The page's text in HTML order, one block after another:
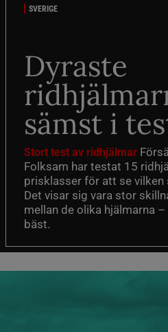
SVERIGE
Dyraste
sämst i
Stort test av ridhjälmar
Folksam har testat 15
prisklasser för att se vilken
Det visar sig vara stor
mellan de olika hjälmarna
bäst.